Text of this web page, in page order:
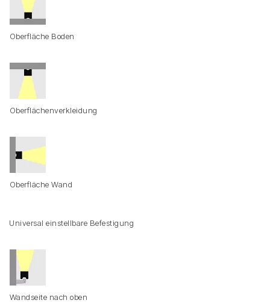
Oberfläche Boden
Oberflächenverkleidung
Oberfläche Wand
Universal einstellbare Befestigung
Wandseite nach oben